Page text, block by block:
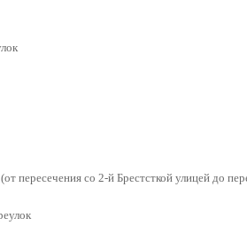
пересечения со 2-й Брестсткой улицей до